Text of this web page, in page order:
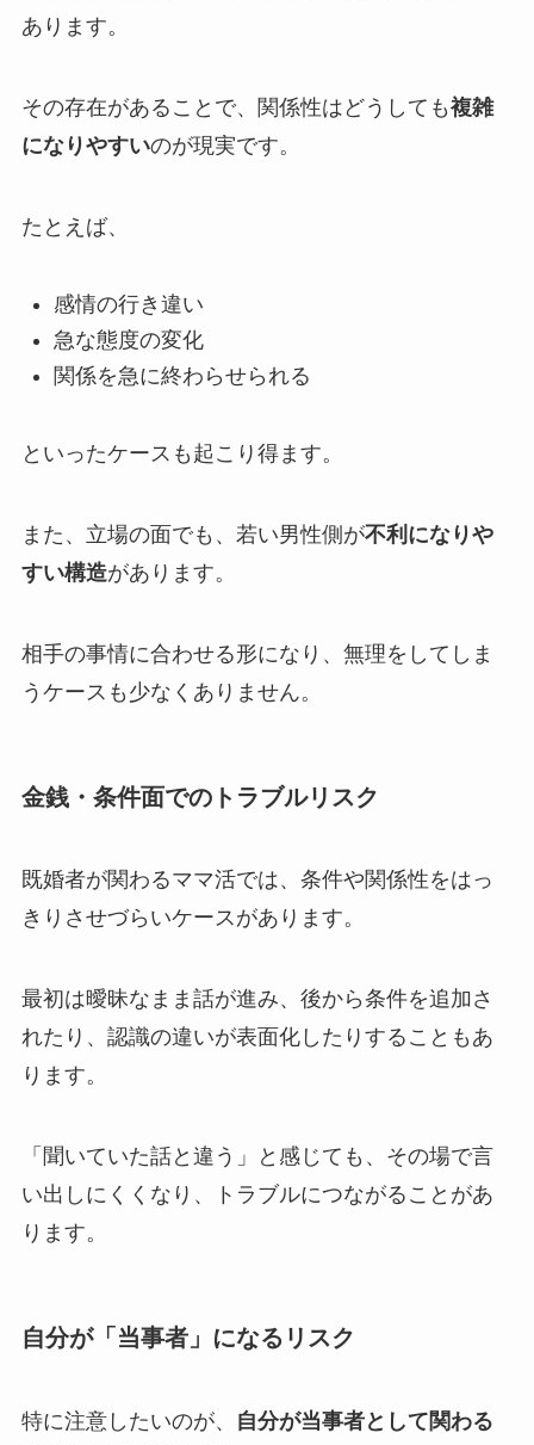
あります。
その存在があることで、関係性はどうしても複雑
になりやすいのが現実です。
たとえば、
感情の行き違い
急な態度の変化
関係を急に終わらせられる
といったケースも起こり得ます。
また、立場の面でも、若い男性側が不利になりや
すい構造があります。
相手の事情に合わせる形になり、無理をしてしま
うケースも少なくありません。
金銭・条件面でのトラブルリスク
既婚者が関わるママ活では、条件や関係性をはっ
きりさせづらいケースがあります。
最初は曖昧なまま話が進み、後から条件を追加さ
れたり、認識の違いが表面化したりすることもあ
ります。
「聞いていた話と違う」と感じても、その場で言
い出しにくくなり、トラブルにつながることがあ
ります。
自分が「当事者」になるリスク
特に注意したいのが、
自分が当事者として関わる